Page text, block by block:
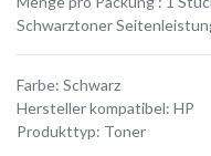
Schwarztoner
Farbe: Schwarz
Hersteller kompatibel: HP
Produkttyp: Toner